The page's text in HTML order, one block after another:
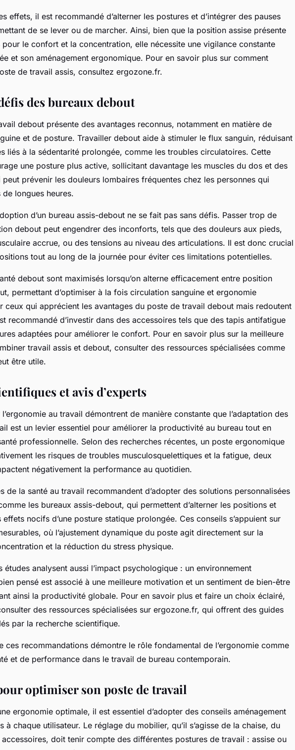
effets, il est recommandé d’alterner les postures et d’intégrer des pauses
de se lever ou de marcher. Ainsi, bien que la position assise présente
pour le confort et la concentration, elle nécessite une vigilance constante
et son aménagement ergonomique. Pour en savoir plus sur comment
de travail assis, consultez ergozone.fr.
des bureaux debout
debout présente des avantages reconnus, notamment en matière de
et de posture. Travailler debout aide à stimuler le flux sanguin, réduisant
liés à la sédentarité prolongée, comme les troubles circulatoires. Cette
une posture plus active, sollicitant davantage les muscles du dos et des
peut prévenir les douleurs lombaires fréquentes chez les personnes qui
de longues heures.
d’un bureau assis-debout ne se fait pas sans défis. Passer trop de
debout peut engendrer des inconforts, tels que des douleurs aux pieds,
accrue, ou des tensions au niveau des articulations. Il est donc crucial
tout au long de la journée pour éviter ces limitations potentielles.
debout sont maximisés lorsqu’on alterne efficacement entre position
permettant d’optimiser à la fois circulation sanguine et ergonomie
ceux qui apprécient les avantages du poste de travail debout mais redoutent
recommandé d’investir dans des accessoires tels que des tapis antifatigue
adaptées pour améliorer le confort. Pour en savoir plus sur la meilleure
travail assis et debout, consulter des ressources spécialisées comme
être utile.
et avis d’experts
au travail démontrent de manière constante que l’adaptation des
est un levier essentiel pour améliorer la productivité au bureau tout en
professionnelle. Selon des recherches récentes, un poste ergonomique
les risques de troubles musculosquelettiques et la fatigue, deux
négativement la performance au quotidien.
de la santé au travail recommandent d’adopter des solutions personnalisées
les bureaux assis-debout, qui permettent d’alterner les positions et
nocifs d’une posture statique prolongée. Ces conseils s’appuient sur
où l’ajustement dynamique du poste agit directement sur la
et la réduction du stress physique.
études analysent aussi l’impact psychologique : un environnement
pensé est associé à une meilleure motivation et un sentiment de bien-être
ainsi la productivité globale. Pour en savoir plus et faire un choix éclairé,
des ressources spécialisées sur ergozone.fr, qui offrent des guides
par la recherche scientifique.
ces recommandations démontre le rôle fondamental de l’ergonomie comme
et de performance dans le travail de bureau contemporain.
optimiser son poste de travail
ergonomie optimale, il est essentiel d’adopter des conseils aménagement
à chaque utilisateur. Le réglage du mobilier, qu’il s’agisse de la chaise, du
accessoires, doit tenir compte des différentes postures de travail : assise ou